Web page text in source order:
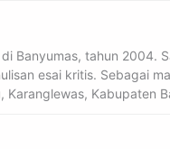
di Banyumas, tahun 2004.
esai kritis. Sebagai
Kabupaten